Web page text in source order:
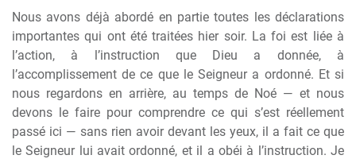
Nous avons déjà abordé en partie toutes les déclarations
importantes qui ont été traitées hier soir. La foi est liée à
l’action, à l’instruction que Dieu a donnée, à
l’accomplissement de ce que le Seigneur a ordonné. Et si
nous regardons en arrière, au temps de Noé — et nous
devons le faire pour comprendre ce qui s’est réellement
passé ici — sans rien avoir devant les yeux, il a fait ce que
le Seigneur lui avait ordonné, et il a obéi à l’instruction. Je